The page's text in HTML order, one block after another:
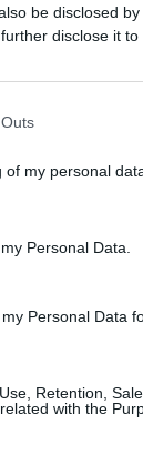
be disclosed
disclose it to
my personal
Personal Data.
Personal Data
Retention,
with the
a Portfolio